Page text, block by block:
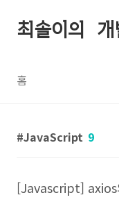
최솔이의
홈
JavaScript 9
[Javascript] axios